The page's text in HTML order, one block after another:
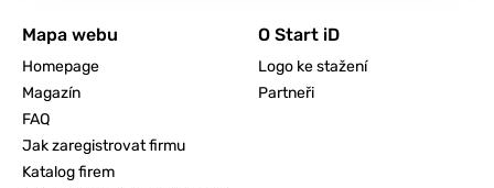
Mapa webu
Homepage
Magazín
FAQ
Jak zaregistrovat firmu
Katalog firem
O Start iD
Logo ke stažení
Partneři